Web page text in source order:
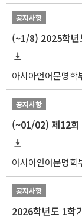
공지사항
아시아언어문명학
공지사항
(~01/02) 제12회
아시아언어문명학
공지사항
2026학년도 1학